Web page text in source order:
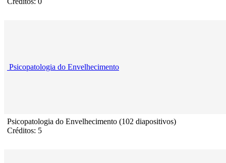
Psicopatologia do Envelhecimento
Psicopatologia do Envelhecimento (102 diapositivos)
Créditos: 5